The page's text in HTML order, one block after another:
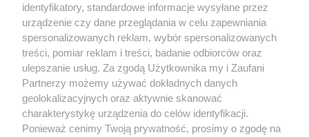
identyfikatory, standardowe informacje wysyłane przez
urządzenie czy dane przeglądania w celu zapewniania
spersonalizowanych reklam, wybór spersonalizowanych
treści, pomiar reklam i treści, badanie odbiorców oraz
ulepszanie usług. Za zgodą Użytkownika my i Zaufani
Partnerzy możemy używać dokładnych danych
geolokalizacyjnych oraz aktywnie skanować
charakterystykę urządzenia do celów identyfikacji.
Ponieważ cenimy Twoją prywatność, prosimy o zgodę na